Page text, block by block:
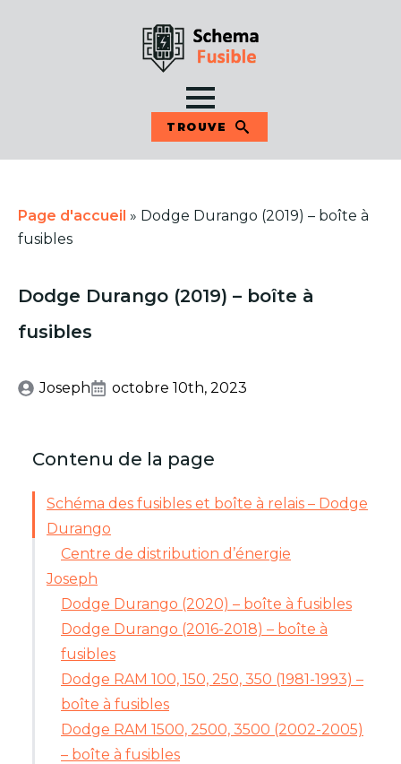
TROUVE
Page d'accueil » Dodge Durango (2019) – boîte à
fusibles
Dodge Durango (2019) – boîte à
fusibles
Joseph octobre 10th, 2023
Contenu de la page
Schéma des fusibles et boîte à relais – Dodge
Durango
Centre de distribution d’énergie
Joseph
Dodge Durango (2020) – boîte à fusibles
Dodge Durango (2016-2018) – boîte à
fusibles
Dodge RAM 100, 150, 250, 350 (1981-1993) –
boîte à fusibles
Dodge RAM 1500, 2500, 3500 (2002-2005)
– boîte à fusibles